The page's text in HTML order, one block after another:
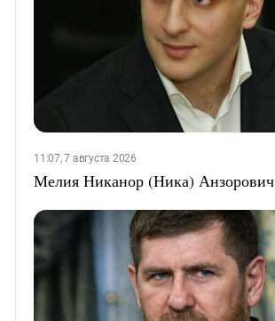
11:07, 7 августа 2026
Мелия Никанор (Ника) Анзорович